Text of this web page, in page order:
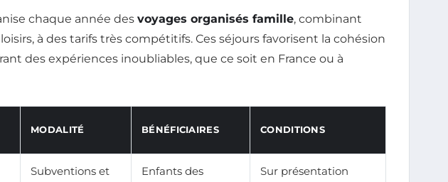
chaque année des voyages organisés famille, combinant
à des tarifs très compétitifs. Ces séjours favorisent la cohésion
des expériences inoubliables, que ce soit en France ou à
MODALITÉ BÉNÉFICIAIRES CONDITIONS
Subventions et
Enfants des
Sur présentation